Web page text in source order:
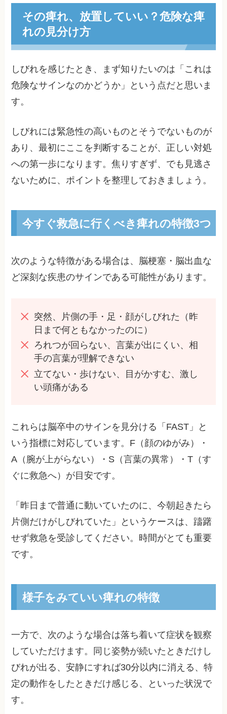
その痺れ、放置していい？危険な痺
れの見分け方
しびれを感じたとき、まず知りたいのは「これは
危険なサインなのかどうか」という点だと思いま
す。
しびれには緊急性の高いものとそうでないものが
あり、最初にここを判断することが、正しい対処
への第一歩になります。焦りすぎず、でも見逃さ
ないために、ポイントを整理しておきましょう。
今すぐ救急に行くべき痺れの特徴3つ
次のような特徴がある場合は、脳梗塞・脳出血な
ど深刻な疾患のサインである可能性があります。
突然、片側の手・足・顔がしびれた（昨
日まで何ともなかったのに）
ろれつが回らない、言葉が出にくい、相
手の言葉が理解できない
立てない・歩けない、目がかすむ、激し
い頭痛がある
これらは脳卒中のサインを見分ける「FAST」と
いう指標に対応しています。F（顔のゆがみ）・
A（腕が上がらない）・S（言葉の異常）・T（す
ぐに救急へ）が目安です。
「昨日まで普通に動いていたのに、今朝起きたら
片側だけがしびれていた」というケースは、躊躇
せず救急を受診してください。時間がとても重要
です。
様子をみていい痺れの特徴
一方で、次のような場合は落ち着いて症状を観察
していただけます。同じ姿勢が続いたときだけし
びれが出る、安静にすれば30分以内に消える、特
定の動作をしたときだけ感じる、といった状況で
す。